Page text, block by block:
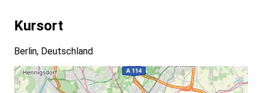
Kursort
Berlin, Deutschland